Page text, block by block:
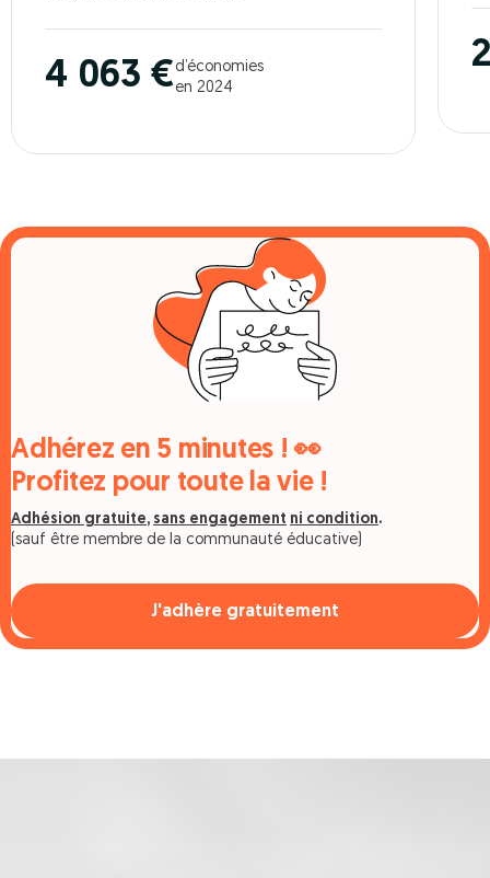
4 063 €d’économies
en 2024
Adhérez en 5 minutes ! 👀
Profitez pour toute la vie !
Adhésion gratuite, sans engagement ni condition.
(sauf être membre de la communauté éducative)
J'adhère gratuitement